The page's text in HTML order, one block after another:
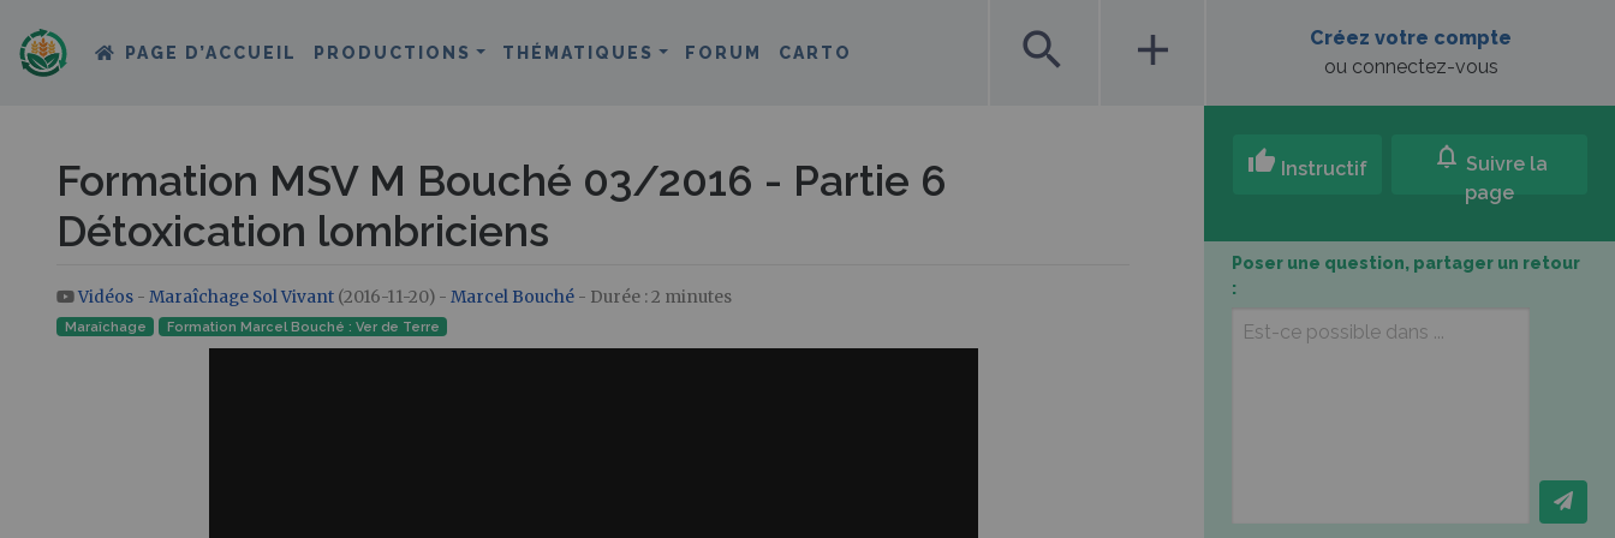
PAGE D’ACCUEIL PRODUCTIONS THÉMATIQUES FORUM CARTO search add
Créez votre compte
ou connectez-vous
Formation MSV M Bouché 03/2016 - Partie 6
Détoxication lombriciens
Aller à :navigation,rechercher
Vidéos - Maraîchage Sol Vivant (2016-11-20) - Marcel Bouché - Durée : 2 minutes
Maraîchage Formation Marcel Bouché : Ver de Terre
thumb_up Instructif notifications Suivre la
page
Poser une question, partager un retour
: